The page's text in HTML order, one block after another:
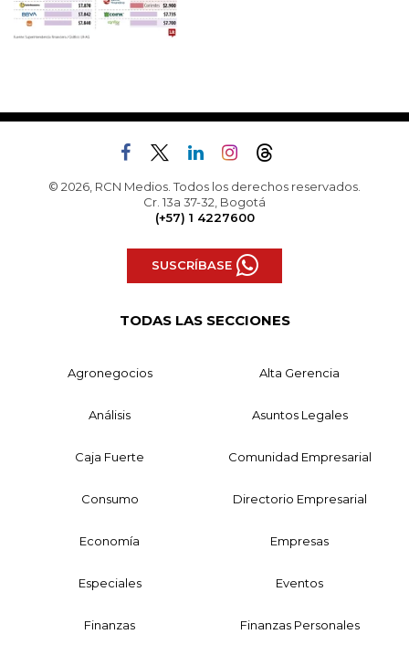
© 2026, RCN Medios. Todos los derechos reservados.
Cr. 13a 37-32, Bogotá
(+57) 1 4227600
SUSCRÍBASE
TODAS LAS SECCIONES
Agronegocios Alta Gerencia
Análisis Asuntos Legales
Caja Fuerte Comunidad Empresarial
Consumo Directorio Empresarial
Economía Empresas
Especiales Eventos
Finanzas Finanzas Personales